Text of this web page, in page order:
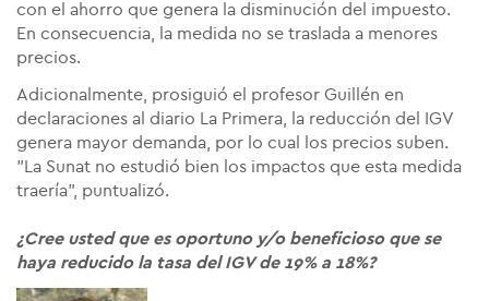
con el ahorro que genera la disminución del impuesto.
En consecuencia, la medida no se traslada a menores
precios.
Adicionalmente, prosiguió el profesor Guillén en
declaraciones al diario La Primera, la reducción del IGV
genera mayor demanda, por lo cual los precios suben.
"La Sunat no estudió bien los impactos que esta medida
traería", puntualizó.
¿Cree usted que es oportuno y/o beneficioso que se
haya reducido la tasa del IGV de 19% a 18%?